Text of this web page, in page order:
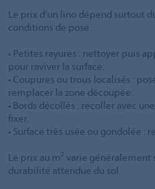
Le prix d’un lino dépend surtout
conditions de pose.
• Petites rayures : nettoyer puis
pour raviver la surface.
• Coupures ou trous localisés :
remplacer la zone découpée.
• Bords décollés : recoller avec
fixer.
• Surface très usée ou gondolée :
Le prix au m² varie
durabilité attendue du sol.